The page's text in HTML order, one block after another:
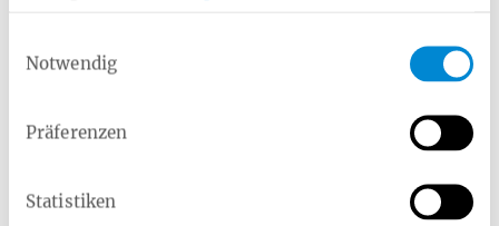
Notwendig
Präferenzen
Statistiken
In der folgenden Übersicht finden Sie die Höchstbeträge
Pflege. Sofern nicht anders angegeben, werden die